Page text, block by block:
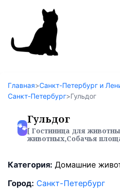
Поиск
Главная>Санкт-Петербург и
Санкт-Петербург>Гульдог
🐾
Гульдог
[ Гостиница для
животных,Собачья
Категория: Домашние
Город: Санкт-Петербург